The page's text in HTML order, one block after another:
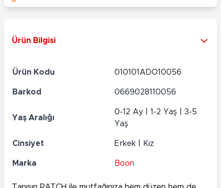
Ürün Bilgisi
Ürün Kodu 010101ADO10056
Barkod 0669028110056
Yaş Aralığı
0-12 Ay | 1-2 Yaş | 3-5
Yaş
Cinsiyet Erkek | Kız
Marka Boon